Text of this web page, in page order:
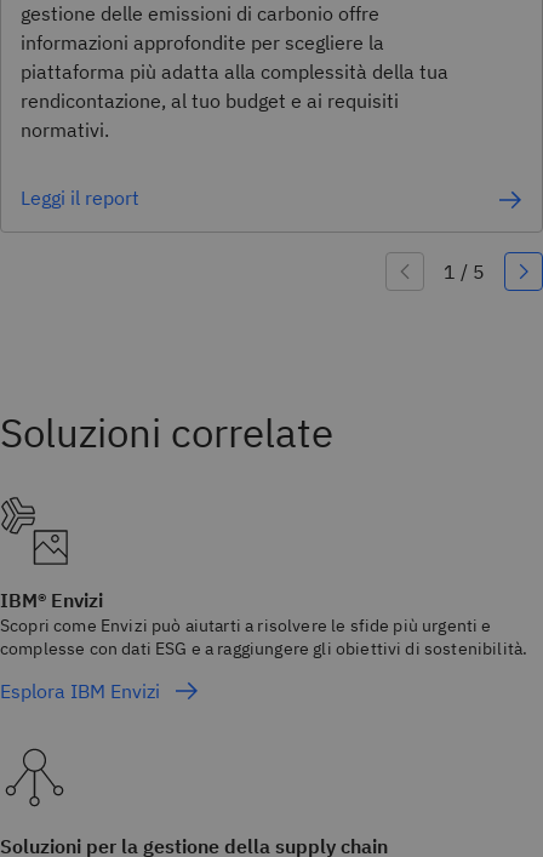
gestione delle emissioni di carbonio offre
informazioni approfondite per scegliere la
piattaforma più adatta alla complessità della tua
rendicontazione, al tuo budget e ai requisiti
normativi.
Leggi il report
IBM® Envizi
Scopri come Envizi può aiutarti a risolvere le sfide più urgenti e
complesse con dati ESG e a raggiungere gli obiettivi di sostenibilità.
Esplora IBM Envizi
Soluzioni per la gestione della supply chain